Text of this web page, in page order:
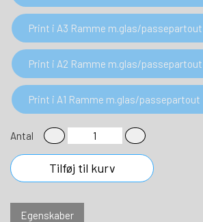
Print i A3 Ramme m.glas/passepartout
Print i A2 Ramme m.glas/passepartout
Print i A1 Ramme m.glas/passepartout
Antal
Tilføj til kurv
Egenskaber